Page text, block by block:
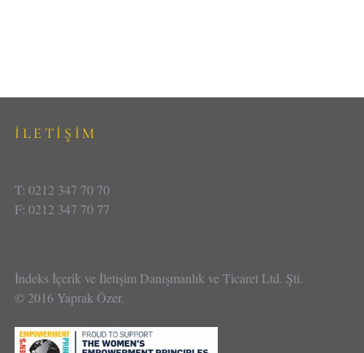
İLETİŞİM
T: 0212 347 70 70
F: 0212 347 70 77
İndeks İçerik ve İletişim Danışmanlık ve Ticaret Ltd. Şti.
© 2016 Yaprak Özer.